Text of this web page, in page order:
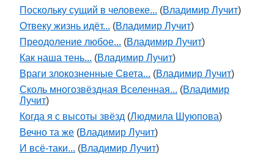
Поскольку сущий в человеке... (Владимир Лучит)
Отвеку жизнь идёт... (Владимир Лучит)
Преодоление любое... (Владимир Лучит)
Как наша тень... (Владимир Лучит)
Враги злокозненные Света... (Владимир Лучит)
Сколь многозвёздная Вселенная... (Владимир
Лучит)
Когда я с высоты звёзд (Людмила Шуюпова)
Вечно та же (Владимир Лучит)
И всё-таки... (Владимир Лучит)